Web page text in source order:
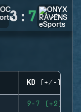
3 : 7
KD (+/-)
9-7 (+2)